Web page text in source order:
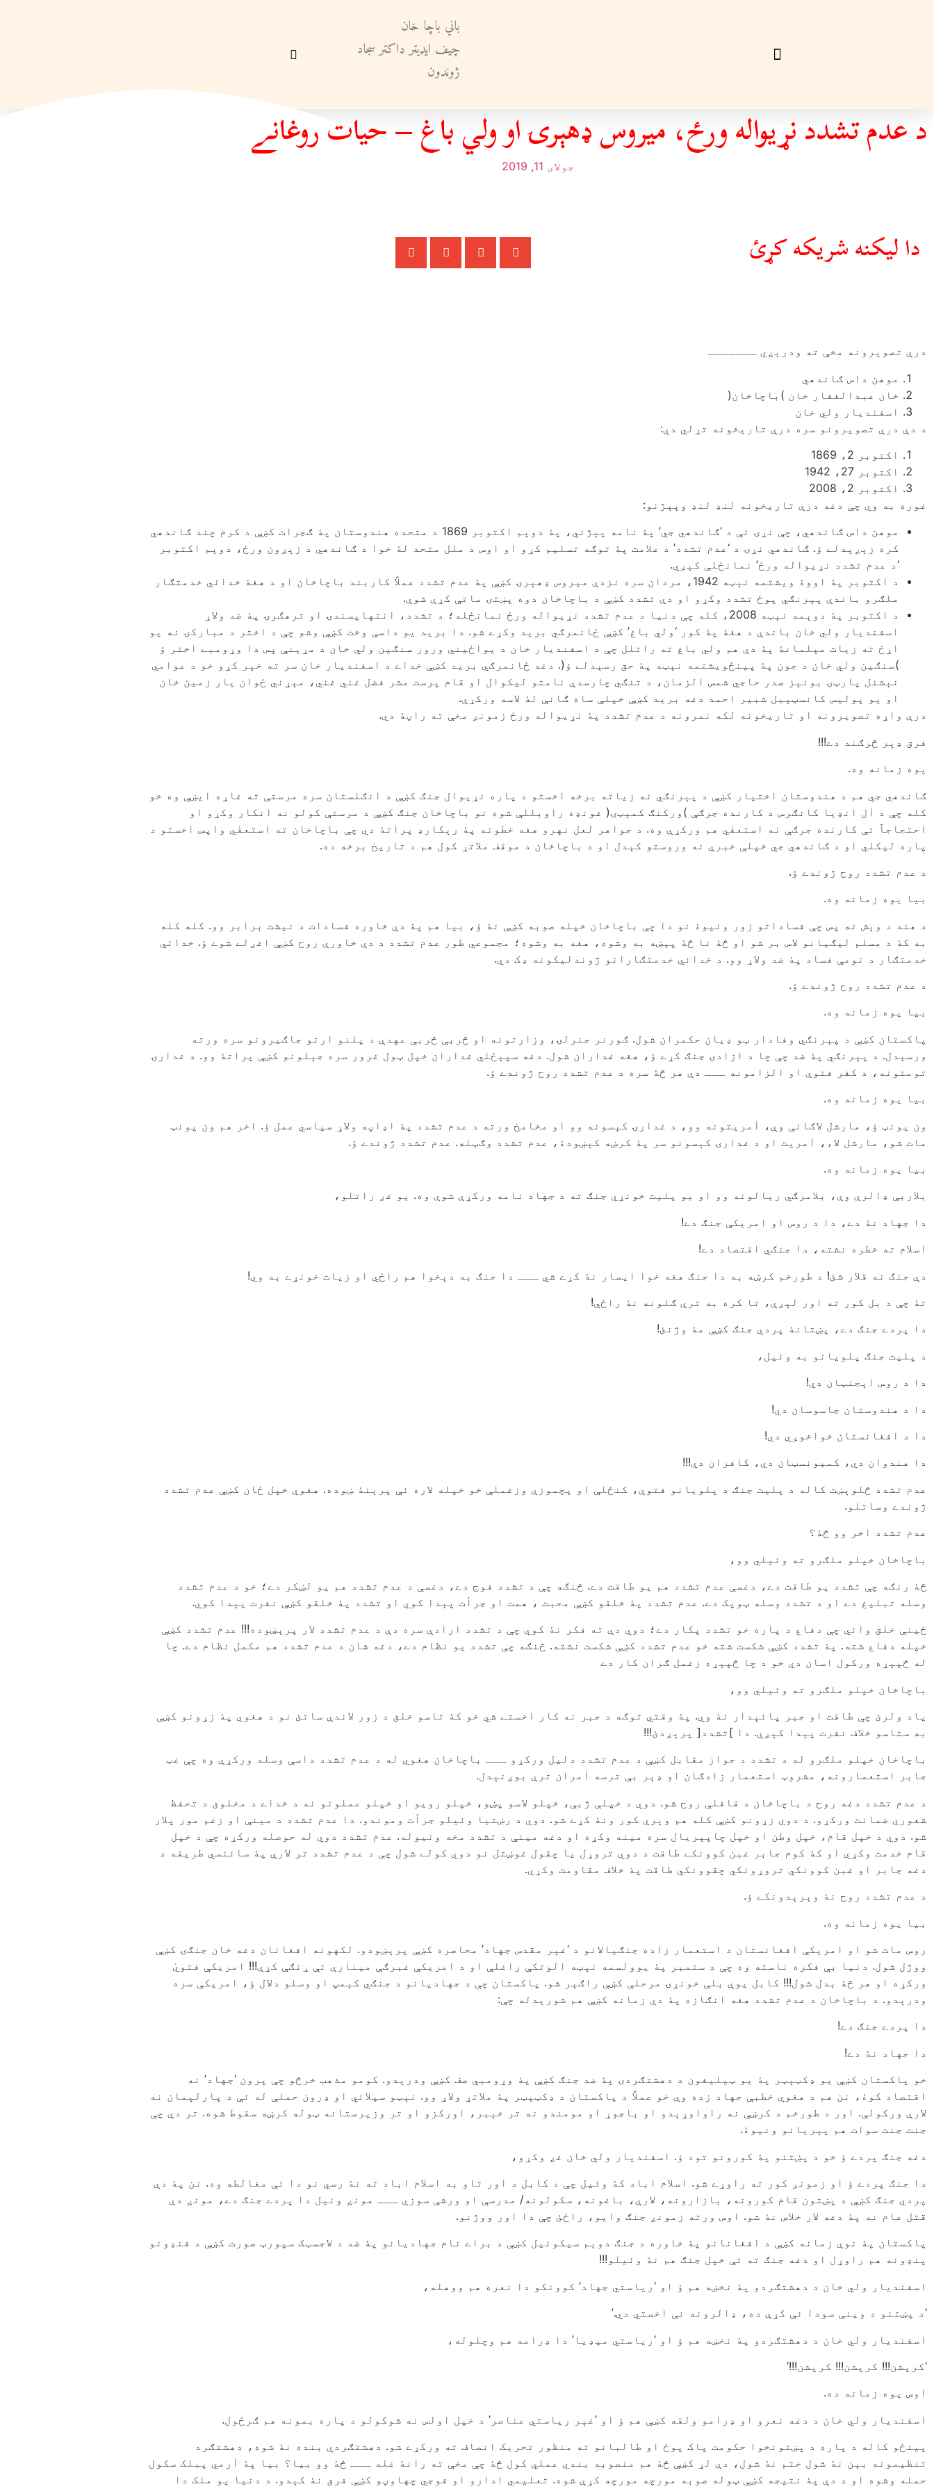
باني باچا خان
چيف ايډيټر ډاکټر سجاد
ژوندون
د عدم تشدد نړیواله ورځ، میروس ډهېرۍ او ولي باغ – حیات روغانے
جولای 11, 2019
دا ليکنه شريکه کړئ
درې تصویرونه مخې ته ودرېږي ـــــــ
موهن داس ګاندهي
خان عبدالغفار خان )باچاخان(
اسفندیار ولي خان
د دې درې تصویرونو سره درې تاریخونه تړلي دي:
اکتوبر 2، 1869
اکتوبر 27، 1942
اکتوبر 2، 2008
غوره به وي چې دغه درې تاریخونه لنډ لنډ وپېژنو:
موهن داس ګاندهي، چې نړۍ ئې د ‘ګاندهي جي’ پۀ نامه پېژني، پۀ دوېم اکتوبر 1869 د متحده هندوستان پۀ ګجرات کښې د کرم چند ګاندهي
کره زېږېدلے ؤ. ګاندهي نړۍ د ‘عدم تشدد’ د علامت پۀ توګه تسلیم کړو او اوس د ملل متحد لۀ خوا د ګاندهي د زېږون ورځ، دوېم اکتوبر
‘د عدم تشدد نړیواله ورځ’ نمانځلې کېږي.
د اکتوبر پۀ اووۀ ویشتمه نېټه 1942، مردان سره نزدې میروس ډهېرۍ کښې پۀ عدم تشدد عملاً کاربند باچاخان او د هغۀ خدائي خدمتګار
ملګرو باندې پېرنګي پوځ تشدد وکړو او دې تشدد کښې د باچاخان دوه پښتۍ ماتې کړې شوې.
د اکتوبر پۀ دوېمه نېټه 2008، کله چې دنیا د عدم تشدد نړیواله ورځ نمانځله؛ د تشدد، انتهاپسندۍ او ترهګرۍ پۀ ضد ولاړ
اسفندیار ولي خان باندې د هغۀ پۀ کور ‘ولي باغ’ کښې ځانمرګي برید وکړے شو. دا برید یو داسې وخت کښې وشو چې د اختر د مبارکۍ نه یو
اړخ ته زیات مېلمانۀ پۀ دې هم ولي باغ ته راتلل چې د اسفندیار خان د یواځیني ورور سنګین ولي خان د مړینې پس دا وړومبے اختر ؤ
)سنګین ولي خان د جون پۀ پینځویشتمه نېټه پۀ حق رسېدلے ؤ(. دغه ځانمرګي برید کښې خداے د اسفندیار خان سر ته خېر کړو خو د عوامي
نېشنل پارټۍ بونېز صدر حاجي شمس الزمان، د تنګي چارسدې نامتو لیکوال او قام پرست مشر فضل غني غني، مېړني ځوان یار زمین خان
او یو پولیس کانسټېبل شبیر احمد دغه برید کښې خپلې ساه ګانې لۀ لاسه ورکړې.
درې واړه تصویرونه او تاریخونه لکه نمرونه د عدم تشدد پۀ نړیواله ورځ زمونږ مخې ته راڼۀ دي.
فرق ډېر څرګند دے!!!
یوه زمانه وه.
ګاندهي جي هم د هندوستان اختیار کښې د پېرنګي نه زیاته برخه اخستو د پاره نړیوال جنګ کښې د انګلستان سره مرستې ته غاړه ایښې وه خو
کله چې د اٰل انډیا کانګرس د کارنده جرګې )ورکنګ کمېټۍ( غونډه راوبللې شوه نو باچاخان جنګ کښې د مرستې کولو نه انکار وکړو او
احتجاجاً ئې کارنده جرګې نه استعفٰي هم ورکړې وه. د جواهر لعل نهرو هغه خطونه پۀ رېکارډ پراتۀ دي چې باچاخان ته استعفٰي واپس اخستو د
پاره لیکلي او د ګاندهي جي خپلې خبرې نه وروستو کېدل او د باچاخان د موقف ملاتړ کول هم د تاریخ برخه ده.
د عدم تشدد روح ژوندے ؤ.
بیا یوه زمانه وه.
د هند د وېش نه پس چې فساداتو زور ونیوۀ نو دا چې باچاخان خپله صوبه کښې نۀ ؤ، بیا هم پۀ دې خاوره فسادات د نیشت برابر وو. کله کله
به کۀ د مسلم لیګیانو لاس بر شو او څۀ نا څۀ پېښه به وشوه، هغه به وشوه؛ مجموعي طور عدم تشدد د دې خاورې روح کښې اغږلے شوے ؤ. خدائي
خدمتګار د نومې فساد پۀ ضد ولاړ وو. د خدائي خدمتګارانو ژوندلیکونه ډک دي.
د عدم تشدد روح ژوندے ؤ.
بیا یوه زمانه وه.
پاکستان کښې د پېرنګي وفادار ټو ډيان حکمران شول. ګورنر جنرلۍ، وزارتونه او څربې څربې عهدې د پلنو ارتو جاګیرونو سره ورته
ورسېدل. د پېرنګي پۀ ضد چې چا د ازادۍ جنګ کړے ؤ، هغه غداران شول. دغه سپېځلي غداران خپل ټول غرور سره جېلونو کښې پراتۀ وو. د غدارۍ
تومتونه، د کفر فتوې او الزامونه ـــ دې هر څۀ سره د عدم تشدد روح ژوندے ؤ.
بیا یوه زمانه وه.
ون یونټ ؤ، مارشل لاګانې وې، اٰمریتونه وو، د غدارۍ کېسونه وو او مخامخ ورته د عدم تشدد پۀ اډاڼه ولاړ سیاسي عمل ؤ. اخر هم ون یونټ
مات شو، مارشل لاء، اٰمریت او د غدارۍ کېسونو سر پۀ کرښه کېښودۀ، عدم تشدد وګټله. عدم تشدد ژوندے ؤ.
بیا یوه زمانه وه.
بلاربې ډالرې وې، بلامرګي ریالونه وو او یو پلیت خونړي جنګ ته د جهاد نامه ورکړې شوې وه. یو غږ راتلو،
دا جهاد نۀ دے، دا د روس او امریکې جنګ دے!
اسلام ته خطره نشته، دا جنګي اقتصاد دے!
دې جنګ نه قلار شئ! د طورخم کرښه به دا جنګ هغه خوا ایسار نۀ کړے شي ـــ دا جنګ به دېخوا هم راځي او زیات خونړے به وي!
تۀ چې د بل کور ته اور لېږې، تا کره به ترې ګلونه نۀ راځي!
دا پردے جنګ دے، پښتانۀ پردي جنګ کښې مۀ وژنئ!
د پلیت جنګ پلویانو به وئیل،
دا د روس اېجنټان دي!
دا د هندوستان جاسوسان دي!
دا د افغانستان خواخوږي دي!
دا هندوان دي، کمیونسټان دي، کافران دي!!!
عدم تشدد څلوېښت کاله د پلیت جنګ د پلویانو فتوې، کنځلې او پچموزې وزغملې خو خپله لاره ئې پرېنۀ ښوده. هغوي خپل ځان کښې عدم تشدد
ژوندے وساتلو.
عدم تشدد اخر وو څۀ؟
باچاخان خپلو ملګرو ته وئیلي وو،
څۀ رنګه چې تشدد یو طاقت دے، دغسې عدم تشدد هم یو طاقت دے. څنګه چې د تشدد فوج دے، دغسې د عدم تشدد هم یو لښکر دے؛ خو د عدم تشدد
وسله تبلیغ دے او د تشدد وسله ټوپک دے. عدم تشدد پۀ خلقو کښې محبت ، همت او جرأت پېدا کوي او تشدد پۀ خلقو کښې نفرت پېدا کوي.
ځینې خلق وائي چې دفاع د پاره خو تشدد پکار دے؛ دوي دې ته فکر نۀ کوي چې د تشدد ارادې سره دې د عدم تشدد لار پرېښوده!!! عدم تشدد کښې
خپله دفاع شته. پۀ تشدد کښې شکست شته خو عدم تشدد کښې شکست نشته. څنګه چې تشدد یو نظام دے، دغه شان د عدم تشدد هم مکمل نظام دے. چا
له څپېړه ورکول اسان دي خو د چا څپېړه زغمل ګران کار دے
باچاخان خپلو ملګرو ته وئیلي وو،
یاد ولرئ چې طاقت او جبر پائېدار نۀ وي. پۀ وقتي توګه د جبر نه کار اخستے شي خو کۀ تاسو خلق د زور لاندې ساتئ نو د هغوي پۀ زړونو کښې
به ستاسو خلاف نفرت پېدا کېږي. دا ]تشدد[ پرېږدئ!!!
باچاخان خپلو ملګرو له د تشدد د جواز مقابل کښې د عدم تشدد دلیل ورکړو ـــ باچاخان هغوي له د عدم تشدد داسې وسله ورکړې وه چې غټ
جابر استعمارونه، مشروټ استعمار زادګان او ډېر بې ترسه اٰمران ترې بوږنېدل.
د عدم تشدد دغه روح د باچاخان د قافلې روح شو. دوي د خپلې ژبې، خپلو لاسو پښو، خپلو رویو او خپلو عملونو نه د خداے د مخلوق د تحفظ
شعوري ضمانت ورکړو. د دوي زړونو کښې کله هم وېرې کور ونۀ کړے شو. دوي د رښتیا وئیلو جرأت وموندو. دا عدم تشدد د مینې او زغم مور پلار
شو. دوي د خپل قام، خپل وطن او خپل چاپېریال سره مینه وکړه او دغه مینې د تشدد مخه ونیوله. عدم تشدد دوي له حوصله ورکړه چې د خپل
قام خدمت وکړي او کۀ کوم جابر غبن کوونکے طاقت د دوي تروړل یا چقول غوښتل نو دوي کولے شول چې د عدم تشدد تر لارې پۀ سائنسي طریقه د
دغه جابر او غبن کوونکي تروړونکي چقوونکي طاقت پۀ خلاف مقاومت وکړي.
د عدم تشدد روح نۀ وېرېدونکے ؤ.
بیا یوه زمانه وه.
روس مات شو او امریکې افغانستان د استعمار زاده جنګیالانو د ‘غېر مقدس جهاد’ محاصره کښې پرېښودو. لکهونه افغانان دغه خان جنګۍ کښې
ووژل شول. دنیا بې فکره ناسته وه چې د ستمبر پۀ یوولسمه نېټه الوتکې راغلې او د امریکې غبرګې مینارې ئې ړنګې کړې!!! امریکې فتويٰ
ورکړه او هر څۀ بدل شول!!! کابل یوې بلې خونړۍ مرحلې کښې راګېر شو. پاکستان چې د جهادیانو د جنګي کېمپ او وسلو دلال ؤ، امریکې سره
ودرېدو. د باچاخان د عدم تشدد هغه انګازه پۀ دې زمانه کښې هم شورېدله چې:
دا پردے جنګ دے!
دا جهاد نۀ دے!
خو پاکستان کښې یو ډکټېټر پۀ یو ټیليفون د دهشتګردۍ پۀ ضد جنګ کښې پۀ وړومبي صف کښې ودرېدو. کومو مذهب خرڅو چې پرون ‘جهاد’ نه
اقتصاد کوۀ، نن هم د هغوي خطبې جهاد زده وې خو عملاً د پاکستان د ډکټېټر پۀ ملاتړ ولاړ وو. نېټو سپلائي او ډرون حملې له ئې د پارلېمان نه
لارې ورکولې. اور د طورخم د کرښې نه راواوړېدو او باجوړ او مومندو نه تر خېبر، اورکزو او تر وزیرستانه ټوله کرښه سقوط شوه. تر دې چې
جنت جنت سوات هم پېریانو ونیوۀ.
دغه جنګ پردے ؤ خو د پښتنو پۀ کورونو تود ؤ. اسفندیار ولي خان غږ وکړو،
دا جنګ پردے ؤ او زمونږ کور ته راوړے شو. اسلام اباد کۀ وئیل چې د کابل د اور تاو به اسلام اباد ته نۀ رسي نو دا ئې مغالطه وه. نن پۀ دې
پردي جنګ کښې د پښتون قام کورونه، بازارونه، لارې، باغونه، سکولونه/ مدرسې او ورشې سوزي ـــ مونږ وئیل دا پردے جنګ دے، مونږ دې
قتل عام نه پۀ دغه لار خلاص نۀ شو. اوس ورته زمونږ جنګ وایو، راځئ چې دا اور ووژنو.
پاکستان پۀ نوې زمانه کښې د افغانانو پۀ خاوره د جنګ دوېم سیکوئیل کښې د براے نام جهادیانو پۀ ضد د لاجسټک سپورټ صورت کښې د فنډونو
پنډونه هم راوړل او دغه جنګ ته ئې خپل جنګ هم نۀ وئیلو!!!
اسفندیار ولي خان د دهشتګردو پۀ نخښه هم ؤ او ‘ریاستي جهاد’ کوونکو دا نعره هم ووهله،
‘د پښتنو د وینې سودا ئې کړې ده، ډالرونه ئې اخستي دي.’
اسفندیار ولي خان د دهشتګردو پۀ نخښه هم ؤ او ‘ریاستي میډیا’ دا ډرامه هم وچلوله،
‘کرپشن!!! کرپشن!!! کرپشن!!!’
اوس یوه زمانه ده.
اسفندیار ولي خان د دغه نعرو او ډرامو ولقه کښې هم ؤ او ‘غېر ریاستي عناصر’ د خپل اولس نه شوکولو د پاره بمونه هم ګرځول.
پینځو کاله د پاره د پښتونخوا حکومت پاک پوځ او طالبانو ته منظور تحریک انصاف ته ورکړے شو. دهشتګردي بنده نۀ شوه، دهشتګرد
تنظیمونه بېن نۀ شول ختم نۀ شول، دې لړ کښې څۀ هم منصوبه بندي عملي کول څۀ چې مخې ته رانۀ غله ـــ څۀ وو بیا؟ بیا پۀ اٰرمي پبلک سکول
حمله وشوه او د دې پۀ نتیجه کښې ټوله صوبه مورچه مورچه کړې شوه. تعلیمي ادارو او فوجي چهاوڼو کښې فرق نۀ کېدو. د دنیا یو ملک دا